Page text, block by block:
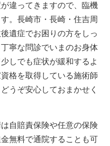
違ってきますので、臨機
。長崎市・長崎・住吉周
遺症でお困りの方をしっ
寧な問診でいまのお身体
しでも症状が緩和するよ
格を取得している施術師
うぞ安心しておまかせく
自賠責保険や任意の保険
無料で通院することも可